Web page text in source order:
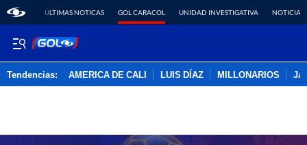
ÚLTIMAS NOTICAS GOL CARACOL UNIDAD INVESTIGATIVA NOTICIAS
Tendencias: AMERICA DE CALI LUIS DÍAZ MILLONARIOS